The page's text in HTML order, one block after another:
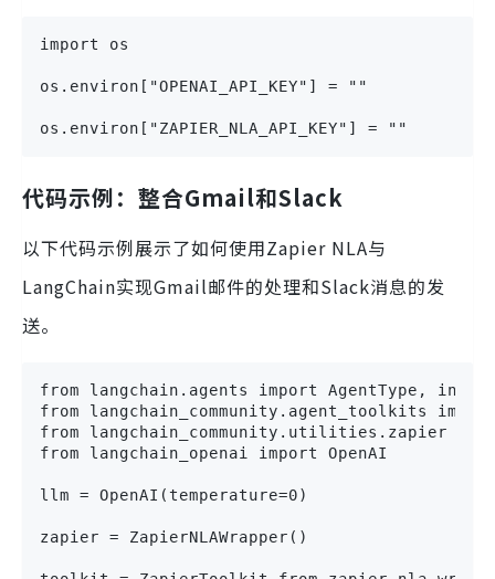
import os
os.environ["OPENAI_API_KEY"] = ""
os.environ["ZAPIER_NLA_API_KEY"] = ""
代码示例：整合Gmail和Slack
以下代码示例展示了如何使用Zapier NLA与
LangChain实现Gmail邮件的处理和Slack消息的发
送。
from langchain.agents import AgentType,
from langchain_community.agent_toolkits
from langchain_community.utilities.zapier
from langchain_openai import OpenAI
llm = OpenAI(temperature=0)
zapier = ZapierNLAWrapper()